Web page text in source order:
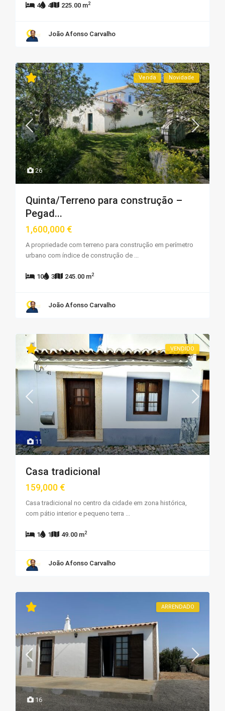
4 4 225.00 m2
João Afonso Carvalho
26
Venda Novidade
Quinta/Terreno para construção –
Pegad...
1,600,000 €
A propriedade com terreno para construção em perímetro
urbano com índice de construção de ...
10 3 245.00 m2
João Afonso Carvalho
11
VENDIDO
Casa tradicional
159,000 €
Casa tradicional no centro da cidade em zona histórica,
com pátio interior e pequeno terra ...
1 1 49.00 m2
João Afonso Carvalho
16
ARRENDADO